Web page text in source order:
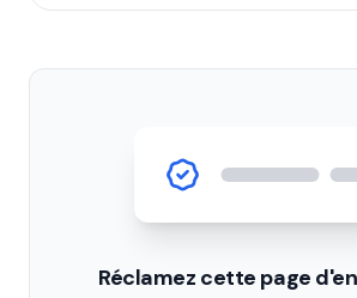
Réclamez cette page